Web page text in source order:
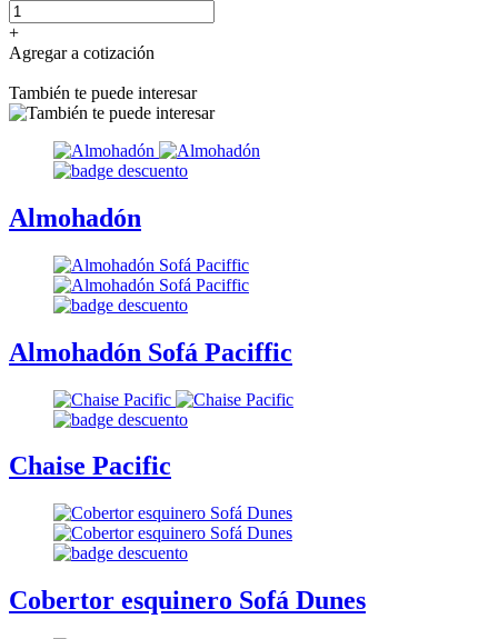
+
Agregar a cotización
También te puede interesar
Almohadón
Almohadón Sofá Paciffic
Chaise Pacific
Cobertor esquinero Sofá Dunes